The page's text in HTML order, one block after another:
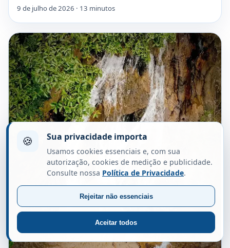
9 de julho de 2026 · 13 minutos
🍪 Sua privacidade importa
Usamos cookies essenciais e, com sua
autorização, cookies de medição e publicidade.
Consulte nossa Política de Privacidade.
Aceitar todos
Rejeitar não essenciais